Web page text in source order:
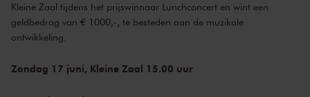
Kleine Zaal tijdens het prijswinnaar Lunchconcert en wint een
geldbedrag van € 1000,-, te besteden aan de muzikale
ontwikkeling.
Zondag 17 juni, Kleine Zaal 15.00 uur